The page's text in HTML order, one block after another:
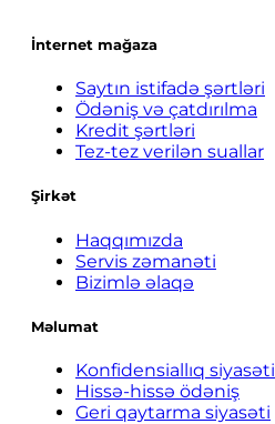
İnternet mağaza
Saytın istifadə şərtləri
Ödəniş və çatdırılma
Kredit şərtləri
Tez-tez verilən suallar
Şirkət
Haqqımızda
Servis zəmanəti
Bizimlə əlaqə
Məlumat
Konfidensiallıq siyasəti
Hissə-hissə ödəniş
Geri qaytarma siyasəti